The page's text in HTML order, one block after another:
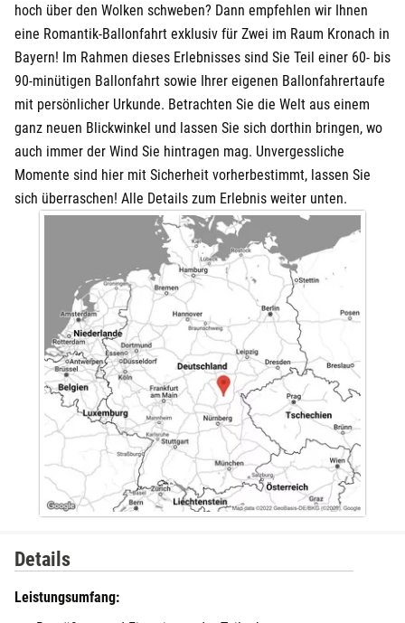
hoch über den Wolken schweben? Dann empfehlen wir Ihnen
eine Romantik-Ballonfahrt exklusiv für Zwei im Raum Kronach in
Bayern! Im Rahmen dieses Erlebnisses sind Sie Teil einer 60- bis
90-minütigen Ballonfahrt sowie Ihrer eigenen Ballonfahrertaufe
mit persönlicher Urkunde. Betrachten Sie die Welt aus einem
ganz neuen Blickwinkel und lassen Sie sich dorthin bringen, wo
auch immer der Wind Sie hintragen mag. Unvergessliche
Momente sind hier mit Sicherheit vorherbestimmt, lassen Sie
sich überraschen! Alle Details zum Erlebnis weiter unten.
Details
Leistungsumfang:
Dingolfing
Dorsten
Dresden
Duisburg
Erlangen
Essen
Frankfurt am Main